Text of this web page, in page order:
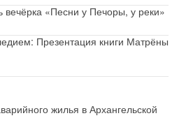
«Песни у Печоры, у реки»
Презентация книги Матрёны
жилья в Архангельской